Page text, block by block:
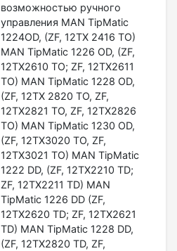
возможностью ручного
управления MAN TipMatic
1224ОD, (ZF, 12TX 2416 TO)
MAN TipMatic 1226 OD, (ZF,
12TX2610 TO; ZF, 12TX2611
TO) MAN TipMatic 1228 OD,
(ZF, 12TX 2820 TO, ZF,
12TX2821 TO, ZF, 12TX2826
TO) MAN TipMatic 1230 OD,
(ZF, 12TX3020 TO, ZF,
12TX3021 TO) MAN TipMatic
1222 DD, (ZF, 12TX2210 TD;
ZF, 12TX2211 TD) MAN
TipMatic 1226 DD (ZF,
12TX2620 TD; ZF, 12TX2621
TD) MAN TipMatic 1228 DD,
(ZF, 12TX2820 TD, ZF,